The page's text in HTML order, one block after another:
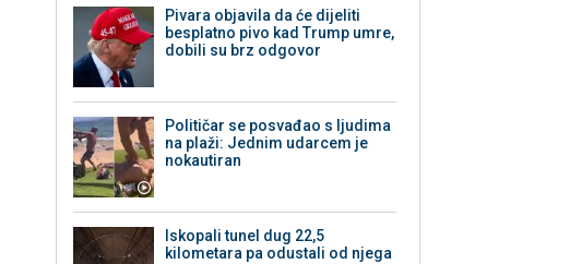
Pivara objavila da će dijeliti
besplatno pivo kad Trump umre,
dobili su brz odgovor
Političar se posvađao s ljudima
na plaži: Jednim udarcem je
nokautiran
Iskopali tunel dug 22,5
kilometara pa odustali od njega